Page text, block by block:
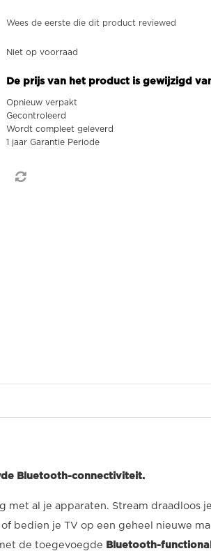
Wees de eerste die dit product reviewed
Niet op voorraad
De prijs van het product is gewijzigd
Opnieuw verpakt
Gecontroleerd
Wordt compleet geleverd
1 jaar Garantie Periode
Bluetooth-connectiviteit.
met al je apparaten. Stream draadloos
bedien je TV op een geheel nieuwe
de toegevoegde Bluetooth-